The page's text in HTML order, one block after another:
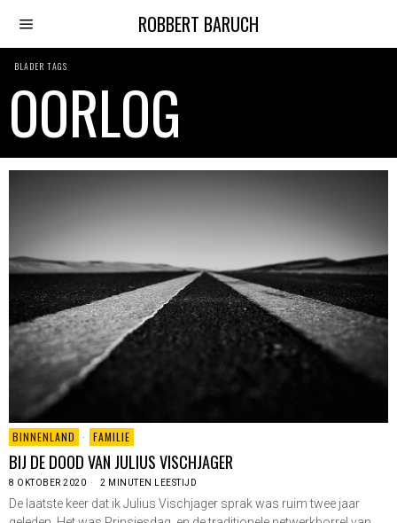
ROBBERT BARUCH
BLADER TAGS
OORLOG
BINNENLAND · FAMILIE
BIJ DE DOOD VAN JULIUS VISCHJAGER
8 OKTOBER 2020 2 MINUTEN LEESTIJD
De laatste keer dat ik Julius Vischjager sprak was ruim twee jaar